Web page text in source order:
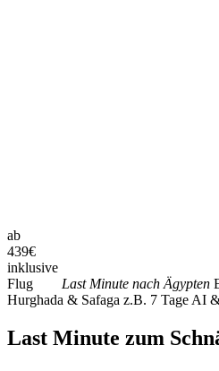
ab
439€
inklusive
Flug
Last Minute nach Ägypten
Hurghada & Safaga z.B. 7 Tage AI
Last Minute zum